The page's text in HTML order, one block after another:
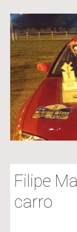
Filipe
carro